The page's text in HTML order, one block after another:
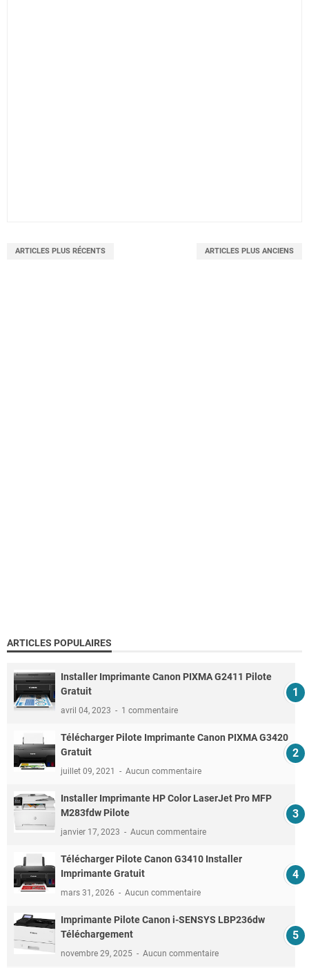
ARTICLES PLUS RÉCENTS ARTICLES PLUS ANCIENS
ARTICLES POPULAIRES
Installer Imprimante Canon PIXMA G2411 Pilote
Gratuit
avril 04, 2023 1 commentaire
Télécharger Pilote Imprimante Canon PIXMA G3420
Gratuit
juillet 09, 2021 Aucun commentaire
Installer Imprimante HP Color LaserJet Pro MFP
M283fdw Pilote
janvier 17, 2023 Aucun commentaire
Télécharger Pilote Canon G3410 Installer
Imprimante Gratuit
mars 31, 2026 Aucun commentaire
Imprimante Pilote Canon i-SENSYS LBP236dw
Téléchargement
novembre 29, 2025 Aucun commentaire